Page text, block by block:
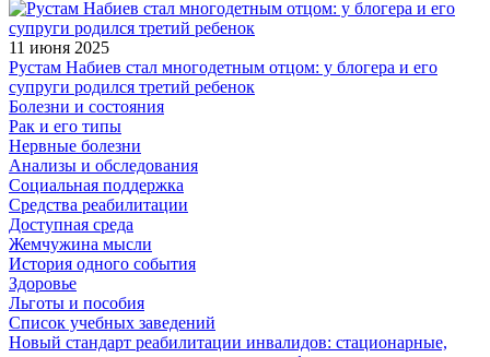
11 июня 2025
Рустам Набиев стал многодетным отцом: у блогера и его
супруги родился третий ребенок
Болезни и состояния
Рак и его типы
Нервные болезни
Анализы и обследования
Социальная поддержка
Средства реабилитации
Доступная среда
Жемчужина мысли
История одного события
Здоровье
Льготы и пособия
Список учебных заведений
Новый стандарт реабилитации инвалидов: стационарные,